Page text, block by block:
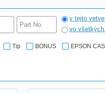
v tejto vetve
vo
Tip BONUS EPSON